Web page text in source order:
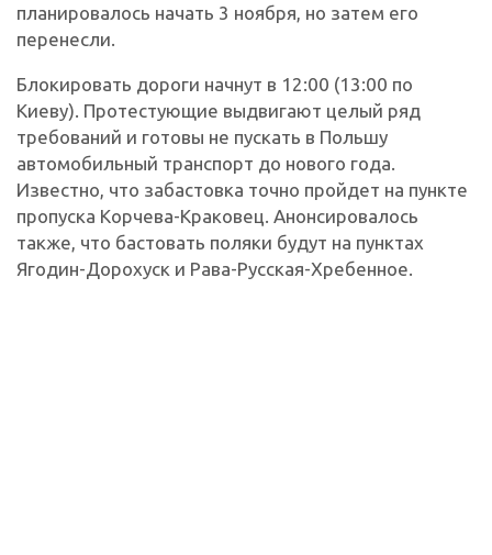
планировалось начать 3 ноября, но затем его
перенесли.
Блокировать дороги начнут в 12:00 (13:00 по
Киеву). Протестующие выдвигают целый ряд
требований и готовы не пускать в Польшу
автомобильный транспорт до нового года.
Известно, что забастовка точно пройдет на пункте
пропуска Корчева-Краковец. Анонсировалось
также, что бастовать поляки будут на пунктах
Ягодин-Дорохуск и Рава-Русская-Хребенное.